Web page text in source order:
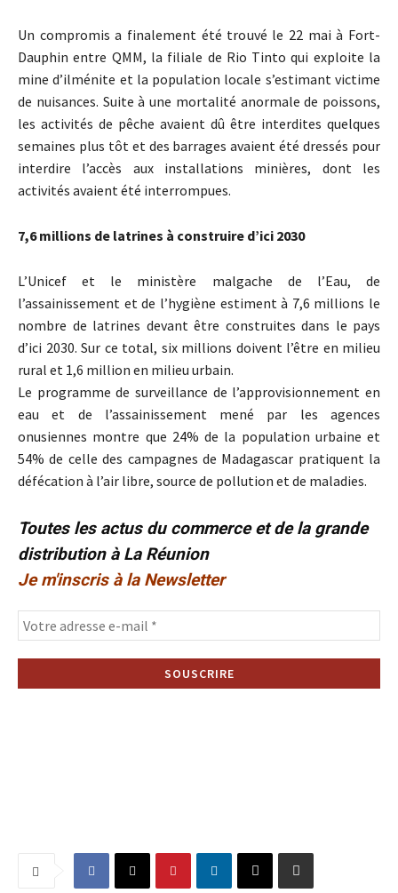
Un compromis a finalement été trouvé le 22 mai à Fort-
Dauphin entre QMM, la filiale de Rio Tinto qui exploite la
mine d’ilménite et la population locale s’estimant victime
de nuisances. Suite à une mortalité anormale de poissons,
les activités de pêche avaient dû être interdites quelques
semaines plus tôt et des barrages avaient été dressés pour
interdire l’accès aux installations minières, dont les
activités avaient été interrompues.
7,6 millions de latrines à construire d’ici 2030
L’Unicef et le ministère malgache de l’Eau, de
l’assainissement et de l’hygiène estiment à 7,6 millions le
nombre de latrines devant être construites dans le pays
d’ici 2030. Sur ce total, six millions doivent l’être en milieu
rural et 1,6 million en milieu urbain.
Le programme de surveillance de l’approvisionnement en
eau et de l’assainissement mené par les agences
onusiennes montre que 24% de la population urbaine et
54% de celle des campagnes de Madagascar pratiquent la
défécation à l’air libre, source de pollution et de maladies.
Toutes les actus du commerce et de la grande
distribution à La Réunion
Je m'inscris à la Newsletter